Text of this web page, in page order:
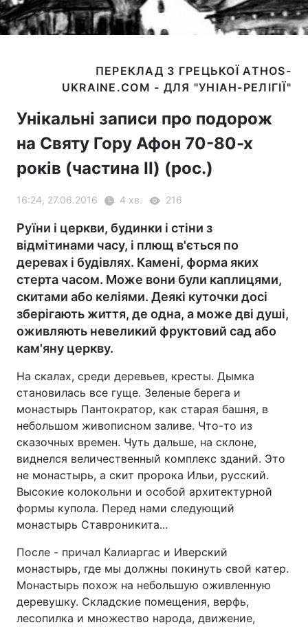
ПЕРЕКЛАД З ГРЕЦЬКОЇ ATHOS-
Унікальні записи про подорож
на Святу Гору Афон 70-80-х
років (частина II) (рос.)
16:24, 27.06.2016 4 хв. 216
Руїни і церкви, будинки і стіни з
відмітинами часу, і плющ в'ється по
деревах і будівлях. Камені, форма яких
стерта часом. Може вони були каплицями,
скитами або келіями. Деякі куточки досі
зберігають життя, де одна, а може дві душі,
оживляють невеликий фруктовий сад або
кам'яну церкву.
На скалах, среди деревьев, кресты. Дымка
становилась все гуще. Зеленые берега и
монастырь Пантократор, как старая башня, в
небольшом живописном заливе. Что-то из
сказочных времен. Чуть дальше, на склоне,
виднелся величественный комплекс зданий. Это
не монастырь, а скит пророка Ильи, русский.
Высокие колокольни и особой архитектурной
формы купола. Перед нами следующий
монастырь Ставроникита...
После - причал Калиаргас и Иверский
монастырь, где мы должны покинуть свой катер.
Монастырь похож на небольшую оживленную
деревушку. Складские помещения, верфь,
лесопилка и множество народа, движение,